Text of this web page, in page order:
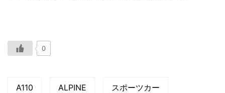
0
A110 ALPINE スポーツカー